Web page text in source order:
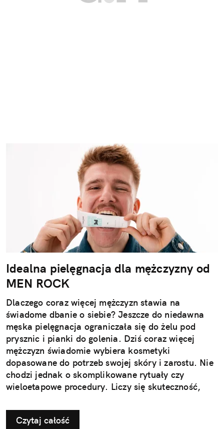
Idealna pielęgnacja dla mężczyzny od
MEN ROCK
Dlaczego coraz więcej mężczyzn stawia na
świadome dbanie o siebie? Jeszcze do niedawna
męska pielęgnacja ograniczała się do żelu pod
prysznic i pianki do golenia. Dziś coraz więcej
mężczyzn świadomie wybiera kosmetyki
dopasowane do potrzeb swojej skóry i zarostu. Nie
chodzi jednak o skomplikowane rytuały czy
wieloetapowe procedury. Liczy się skuteczność,
Nowoczesna pielęgnacja przestała być dodatkiem –
stała się elementem codziennego dbania o siebie,
Czytaj całość